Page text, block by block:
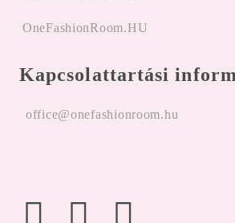
OneFashionRoom.HU
Kapcsolattartási
office@onefashionroom.hu